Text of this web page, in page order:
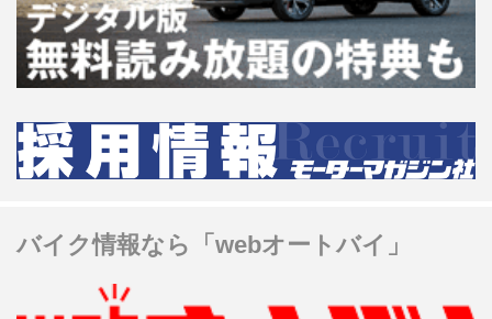
バイク情報なら「webオートバイ」